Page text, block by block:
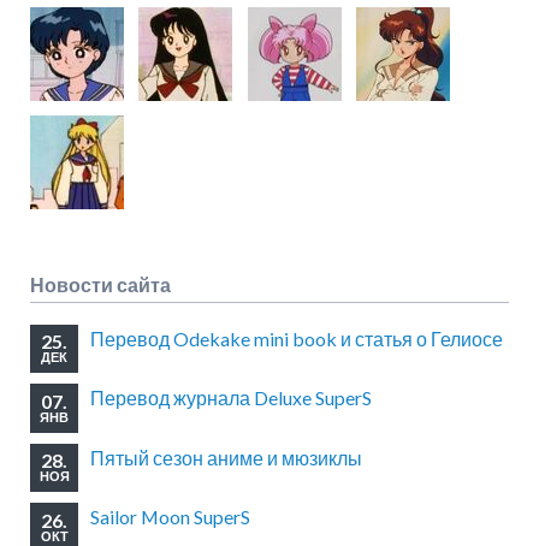
Новости сайта
25.
ДЕК
Перевод Odekake mini book и статья о Гелиосе
07.
ЯНВ
Перевод журнала Deluxe SuperS
28.
НОЯ
Пятый сезон аниме и мюзиклы
26.
ОКТ
Sailor Moon SuperS